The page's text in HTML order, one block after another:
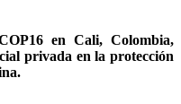
en Cali, Colombia,
privada en la protección